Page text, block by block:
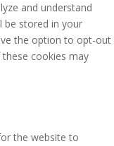
and understand
be stored in your
the option to opt-out
cookies may
the website to